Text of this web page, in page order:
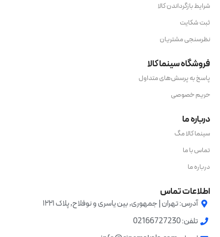
شرایط بازگرداندن کالا
ثبت شکایت
نظرسنجی مشتریان
فروشگاه سینما کالا
پاسخ به پرسش‌های متداول
حریم خصوصی
درباره ما
سینما کالا مگ
تماس با ما
درباره ما
اطلاعات تماس
آدرس: تهران | جمهوری, بین یاسری و نوفلاح, پلاک ۱۲۲۱
تلفن: 02166727230